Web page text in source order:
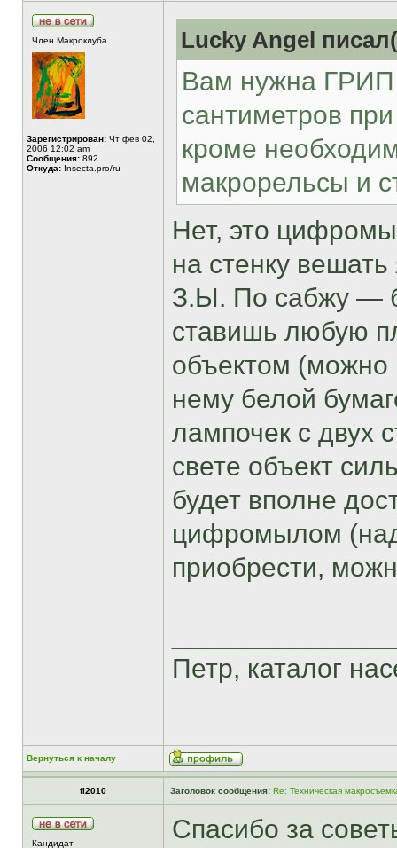
Член Макроклуба
Зарегистрирован: Чт фев 02,
2006 12:02 am
Сообщения: 892
Откуда: Insecta.pro/ru
Lucky Angel
Вам нужна ГРИП
сантиметров
кроме
макрорельсы и
Нет, это
на стенку
З.Ы. По сабжу —
ставишь любую
объектом (можно
нему белой
лампочек с двух
свете объект
будет вполне
цифромылом
приобрести,
Петр, каталог
Вернуться к началу
fl2010 Заголовок сообщения: Re: Техническая
Кандидат Спасибо за